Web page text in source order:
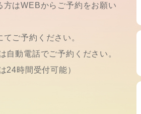
方はWEBからご予約をお願い
ご予約ください。
自動電話でご予約ください。
24時間受付可能）